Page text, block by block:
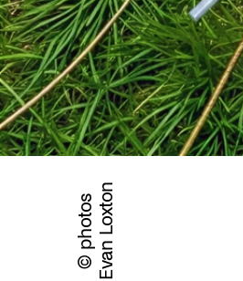
© photosEvan Loxton